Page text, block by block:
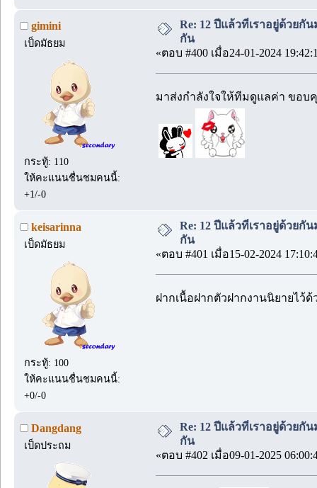
gimini
เป็ดมัธยม
กระทู้: 110
ให้คะแนนชื่นชมคนนี้:
+1/-0
Re: 12 ปีแล้วที่เราอยู่ด้วยกั
กัน
«ตอบ #400 เมื่อ24-01-2024
มาส่งกำลังใจให้ทีมดูแลค่า ขอ
keisarinna
เป็ดมัธยม
กระทู้: 100
ให้คะแนนชื่นชมคนนี้:
+0/-0
Re: 12 ปีแล้วที่เราอยู่ด้วยกั
กัน
«ตอบ #401 เมื่อ15-02-2024
ฝากเนื้อฝากตัวฝากงานนิยายไว้ด้
Dangdang
เป็ดประถม
Re: 12 ปีแล้วที่เราอยู่ด้วยกั
กัน
«ตอบ #402 เมื่อ09-01-2025